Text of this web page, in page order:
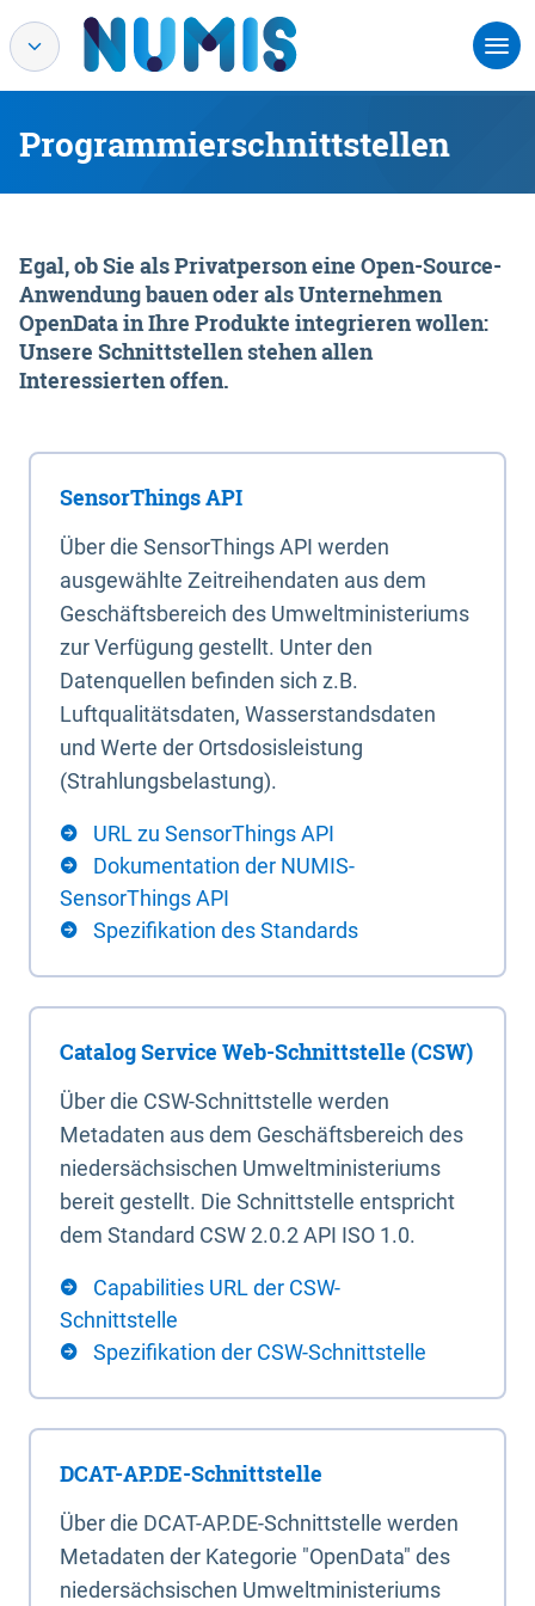
Programmierschnittstellen
Egal, ob Sie als Privatperson eine Open-Source-
Anwendung bauen oder als Unternehmen
OpenData in Ihre Produkte integrieren wollen:
Unsere Schnittstellen stehen allen
Interessierten offen.
SensorThings API
Über die SensorThings API werden
ausgewählte Zeitreihendaten aus dem
Geschäftsbereich des Umweltministeriums
zur Verfügung gestellt. Unter den
Datenquellen befinden sich z.B.
Luftqualitätsdaten, Wasserstandsdaten
und Werte der Ortsdosisleistung
(Strahlungsbelastung).
URL zu SensorThings API
Dokumentation der NUMIS-
SensorThings API
Spezifikation des Standards
Catalog Service Web-Schnittstelle (CSW)
Über die CSW-Schnittstelle werden
Metadaten aus dem Geschäftsbereich des
niedersächsischen Umweltministeriums
bereit gestellt. Die Schnittstelle entspricht
dem Standard CSW 2.0.2 API ISO 1.0.
Capabilities URL der CSW-
Schnittstelle
Spezifikation der CSW-Schnittstelle
DCAT-AP.DE-Schnittstelle
Über die DCAT-AP.DE-Schnittstelle werden
Metadaten der Kategorie "OpenData" des
niedersächsischen Umweltministeriums